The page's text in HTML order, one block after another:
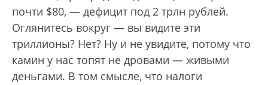
почти $80, — дефицит под 2 трлн рублей.
Оглянитесь вокруг — вы видите эти
триллионы? Нет? Ну и не увидите, потому что
камин у нас топят не дровами — живыми
деньгами. В том смысле, что налоги